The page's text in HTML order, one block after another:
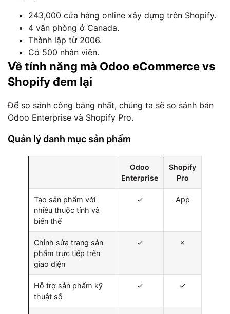
243,000 cửa hàng online xây dựng trên Shopify.
4 văn phòng ở Canada.
Thành lập từ 2006.
Có 500 nhân viên.
Về tính năng mà Odoo eCommerce vs
Shopify đem lại
Để so sánh công bằng nhất, chúng ta sẽ so sánh bản
Odoo Enterprise và Shopify Pro.
Quản lý danh mục sản phẩm
Odoo
Enterprise
Shopify
Pro
Tạo sản phẩm với
nhiều thuộc tính và
biến thể
✓ App
Chỉnh sửa trang sản
phẩm trực tiếp trên
giao diện
✓ ✗
Hỗ trợ sản phẩm kỹ
thuật số
✓ ✓